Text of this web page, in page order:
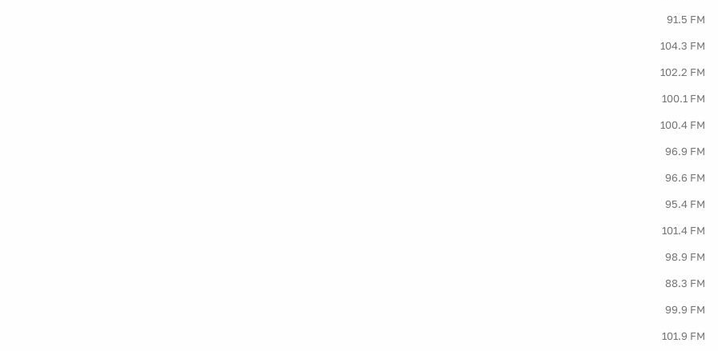
91.5 FM
104.3 FM
102.2 FM
100.1 FM
100.4 FM
96.9 FM
96.6 FM
95.4 FM
101.4 FM
98.9 FM
88.3 FM
99.9 FM
101.9 FM